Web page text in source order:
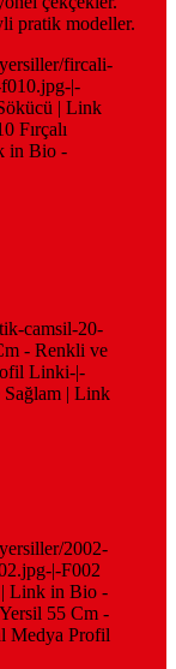
pratik modeller.
fircali-
|-
| Link
Fırçalı
in Bio -
camsil-20-
- Renkli ve
Linki-|-
| Link
2002-
|-F002
Link in Bio -
55 Cm -
Medya Profil